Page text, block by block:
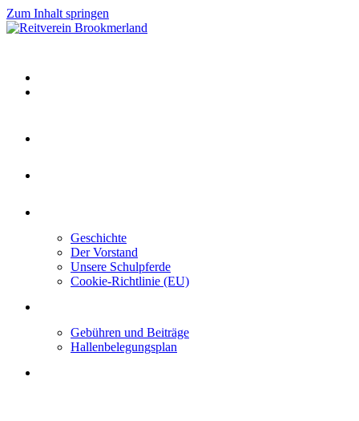
Zum Inhalt springen
Geschichte
Der Vorstand
Unsere Schulpferde
Cookie-Richtlinie (EU)
Gebühren und Beiträge
Hallenbelegungsplan